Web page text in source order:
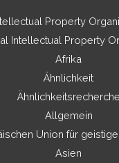
Property
Intellectual Property
Afrika
Ähnlichkeit
Ähnlichkeitsrecherche
Allgemein
Union für
Asien